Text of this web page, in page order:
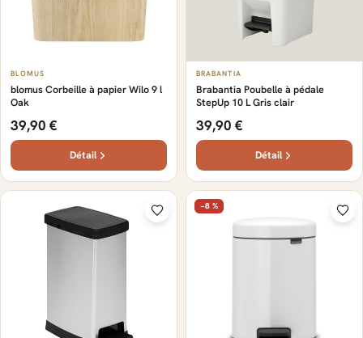
BLOMUS
blomus Corbeille à papier Wilo 9 l
Oak
39,90 €
Détail
BRABANTIA
Brabantia Poubelle à pédale
StepUp 10 L Gris clair
39,90 €
Détail
−8 %